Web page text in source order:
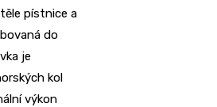
pístnice a
do
je
kol
výkon